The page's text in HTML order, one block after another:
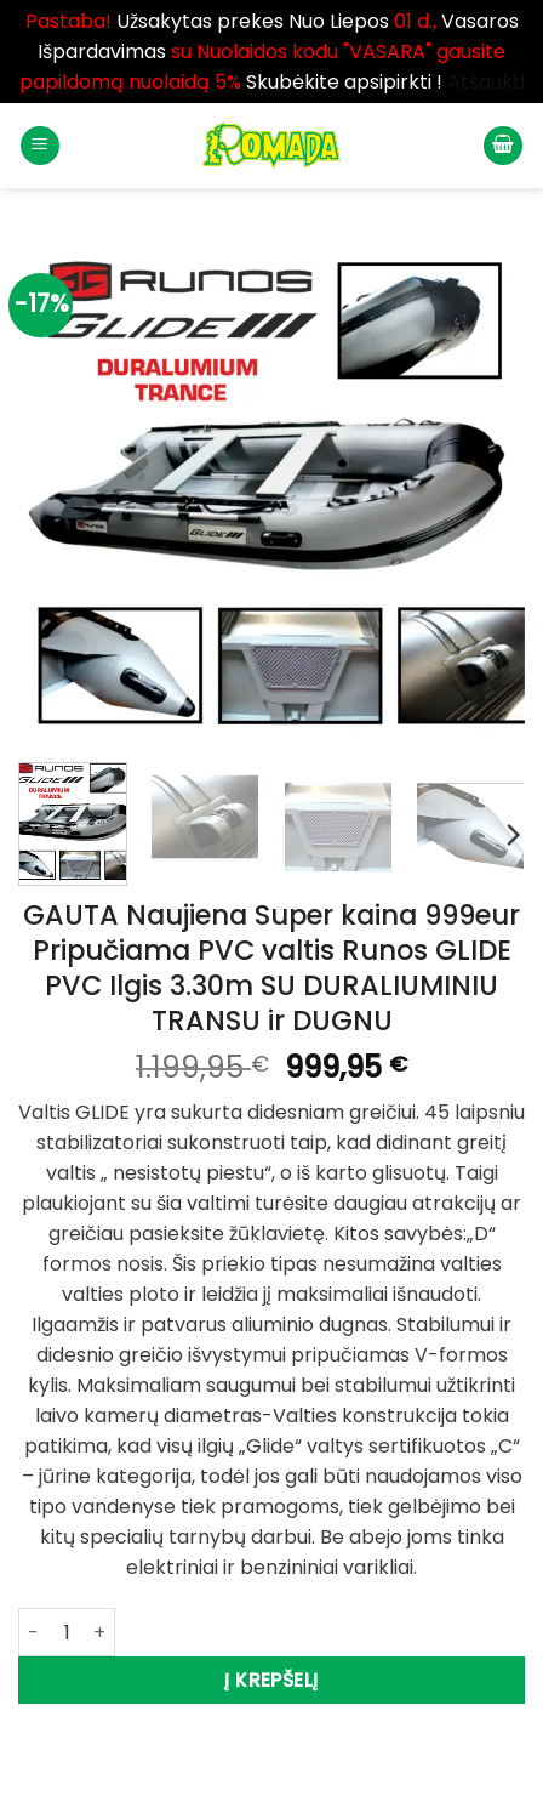
Pastaba! Užsakytas prekes Nuo Liepos01 d.,Vasaros
Išpardavimassu Nuolaidos kodu "VASARA" gausite
papildomą nuolaidą 5%Skubėkite apsipirkti !
-17%
GAUTA Naujiena Super kaina 999eur
Pripučiama PVC valtis Runos GLIDE
PVC Ilgis 3.30m SU DURALIUMINIU
TRANSU ir DUGNU
1.199,95€ Original
price
was:
1.199,95 €.
999,95 €Current
price
is:
999,95 €.
Valtis GLIDE yra sukurta didesniam greičiui. 45 laipsniu
stabilizatoriai sukonstruoti taip, kad didinant greitį
valtis „ nesistotų piestu“, o iš karto glisuotų. Taigi
plaukiojant su šia valtimi turėsite daugiau atrakcijų ar
greičiau pasieksite žūklavietę. Kitos savybės:„D“
formos nosis. Šis priekio tipas nesumažina valties
valties ploto ir leidžia jį maksimaliai išnaudoti.
Ilgaamžis ir patvarus aliuminio dugnas. Stabilumui ir
didesnio greičio išvystymui pripučiamas V-formos
kylis. Maksimaliam saugumui bei stabilumui užtikrinti
laivo kamerų diametras-Valties konstrukcija tokia
patikima, kad visų ilgių „Glide“ valtys sertifikuotos „C“
– jūrine kategorija, todėl jos gali būti naudojamos viso
tipo vandenyse tiek pramogoms, tiek gelbėjimo bei
kitų specialių tarnybų darbui. Be abejo joms tinka
elektriniai ir benzininiai varikliai.
produkto kiekis: GAUTA Naujiena Super kaina 999eur
Į KREPŠELĮ